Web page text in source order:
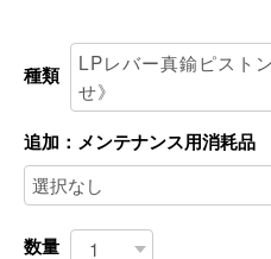
種類
追加：メンテナンス用消耗品
数量